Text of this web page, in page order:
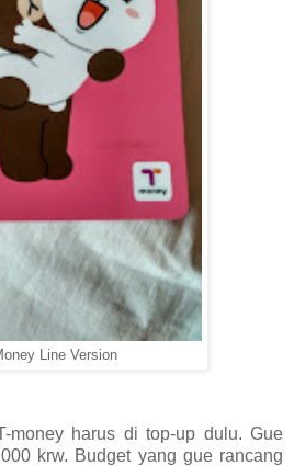
Line Version
money harus di top-up dulu. Gue
krw. Budget yang gue rancang